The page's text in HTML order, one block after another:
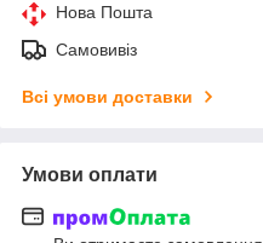
Нова Пошта
Самовивіз
Всі умови доставки
Умови оплати